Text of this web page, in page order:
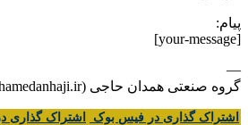
پیام:
[your-message]
—
گروه صنعتی همدان حاجی (https://www.hamedanhaji.ir)
اشتراک گذاری در فیس بوک اشتراک گذاری در